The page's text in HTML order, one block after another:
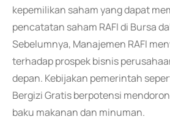
kepemilikan saham yang dapat
pencatatan saham RAFI di Bursa
Sebelumnya, Manajemen RAFI
terhadap prospek bisnis
depan. Kebijakan pemerintah
Bergizi Gratis berpotensi
baku makanan dan minuman.